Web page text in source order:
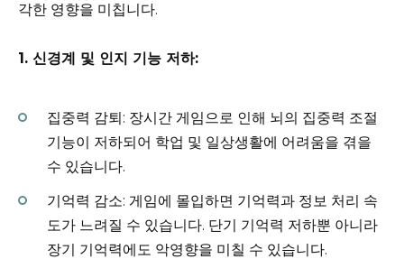
각한 영향을 미칩니다.
1. 신경계 및 인지 기능 저하:
집중력 감퇴: 장시간 게임으로 인해 뇌의 집중력 조절
기능이 저하되어 학업 및 일상생활에 어려움을 겪을
수 있습니다.
기억력 감소: 게임에 몰입하면 기억력과 정보 처리 속
도가 느려질 수 있습니다. 단기 기억력 저하뿐 아니라
장기 기억력에도 악영향을 미칠 수 있습니다.